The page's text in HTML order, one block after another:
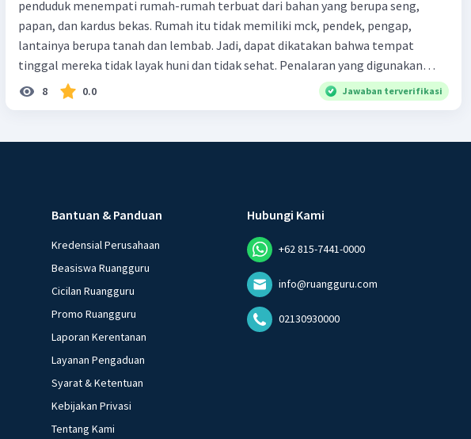
penduduk menempati rumah-rumah terbuat dari bahan yang berupa seng,
papan, dan kardus bekas. Rumah itu tidak memiliki mck, pendek, pengap,
lantainya berupa tanah dan lembab. Jadi, dapat dikatakan bahwa tempat
tinggal mereka tidak layak huni dan tidak sehat. Penalaran yang digunakan
dalam paragraf tersebut adalah . . . .
8 0.0 Jawaban terverifikasi
Bantuan & Panduan
Kredensial Perusahaan
Beasiswa Ruangguru
Cicilan Ruangguru
Promo Ruangguru
Laporan Kerentanan
Layanan Pengaduan
Syarat & Ketentuan
Kebijakan Privasi
Tentang Kami
Hubungi Kami
+62 815-7441-0000
info@ruangguru.com
02130930000